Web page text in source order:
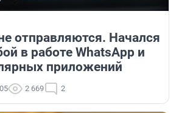
отправляются. Начался
в работе WhatsApp и
приложений
2 669 2